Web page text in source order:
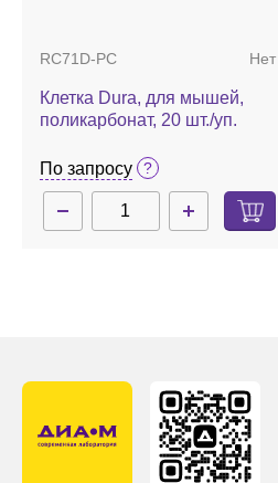
RC71D-PC
Клетка Dura, для мышей,
поликарбонат, 20 шт./уп.
По запросу